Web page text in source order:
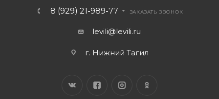
8 (929) 21-989-77 ЗАКАЗАТЬ ЗВОНОК
levili@levili.ru
г. Нижний Тагил